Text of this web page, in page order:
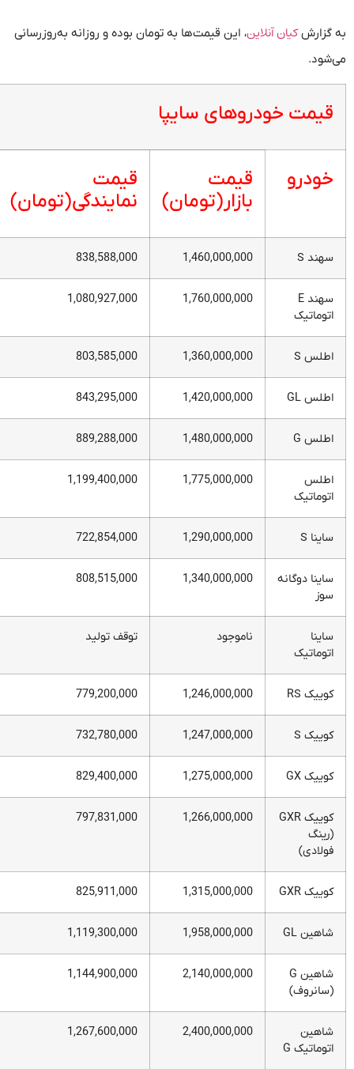
به گزارشکیان آنلاین، این قیمت‌ها به تومان بوده و روزانه به‌روز‌رسانی
می‌شود.
قیمت خودروهای سایپا
خودرو
قیمت
بازار (تومان)
قیمت
نمایندگی (تومان)
سهند S 1,460,000,000
838,588,000
سهند E
اتوماتیک
1,760,000,000
1,080,927,000
اطلس S 1,360,000,000
803,585,000
اطلس GL 1,420,000,000
843,295,000
اطلس G 1,480,000,000
889,288,000
اطلس
اتوماتیک
1,775,000,000
1,199,400,000
ساینا S 1,290,000,000
722,854,000
ساینا دوگانه
سوز
1,340,000,000
808,515,000
ساینا
اتوماتیک
ناموجود توقف تولید
کوییک RS 1,246,000,000
779,200,000
کوییک S 1,247,000,000
732,780,000
کوییک GX 1,275,000,000
829,400,000
کوییک GXR
(رینگ
فولادی)
1,266,000,000
797,831,000
کوییک GXR 1,315,000,000
825,911,000
شاهین GL 1,958,000,000
1,119,300,000
شاهین G
(سانروف)
2,140,000,000
1,144,900,000
شاهین
اتوماتیک G
2,400,000,000
1,267,600,000